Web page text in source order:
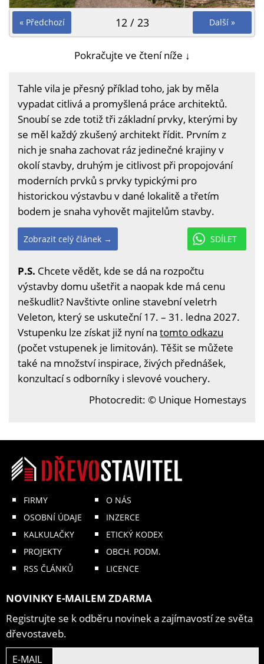
« Předchozí Další »
12 / 23
Pokračujte ve čtení níže ↓
Tahle vila je přesný příklad toho, jak by měla
vypadat citlivá a promyšlená práce architektů.
Snoubí se zde totiž tři základní prvky, kterými by
se měl každý zkušený architekt řídit. Prvním z
nich je snaha zachovat ráz jedinečné krajiny v
okolí stavby, druhým je citlivost při propojování
moderních prvků s prvky typickými pro
historickou výstavbu v dané lokalitě a třetím
bodem je snaha vyhovět majitelům stavby.
SDÍLET
Zobrazit celý článek →
P.S. Chcete vědět, kde se dá na rozpočtu
výstavby domu ušetřit a naopak kde má cenu
neškudlit? Navštivte online stavební veletrh
Veleton, který se uskuteční 17. – 31. ledna 2027.
Vstupenku lze získat již nyní na tomto odkazu
(počet vstupenek je limitován). Těšit se můžete
také na množství inspirace, živých přednášek,
konzultací s odborníky i slevové vouchery.
Photocredit: © Unique Homestays
FIRMY
OSOBNÍ ÚDAJE
KALKULAČKY
PROJEKTY
RSS ČLÁNKŮ
O NÁS
INZERCE
ETICKÝ KODEX
OBCH. PODM.
LICENCE
NOVINKY E-MAILEM ZDARMA
Registrujte se k odběru novinek a zajímavostí ze světa
dřevostaveb.
E-MAIL